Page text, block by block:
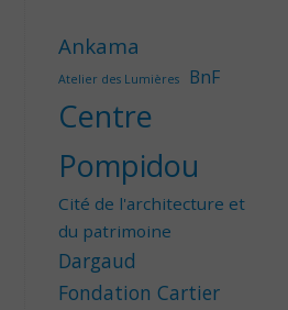
Ankama
Atelier des Lumières BnF
Centre
Pompidou
Cité de l'architecture et
du patrimoine
Dargaud
Fondation Cartier